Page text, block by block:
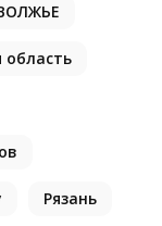
область
Рязань